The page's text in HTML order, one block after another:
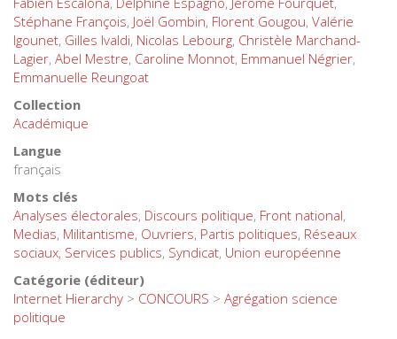
Stéphane François, Joël Gombin, Florent Gougou, Valérie
Igounet, Gilles Ivaldi, Nicolas Lebourg, Christèle Marchand-
Lagier, Abel Mestre, Caroline Monnot, Emmanuel Négrier,
Emmanuelle Reungoat
Collection
Académique
Langue
français
Mots clés
Analyses électorales, Discours politique, Front national,
Medias, Militantisme, Ouvriers, Partis politiques, Réseaux
sociaux, Services publics, Syndicat, Union européenne
Catégorie (éditeur)
Internet Hierarchy > CONCOURS > Agrégation science
politique